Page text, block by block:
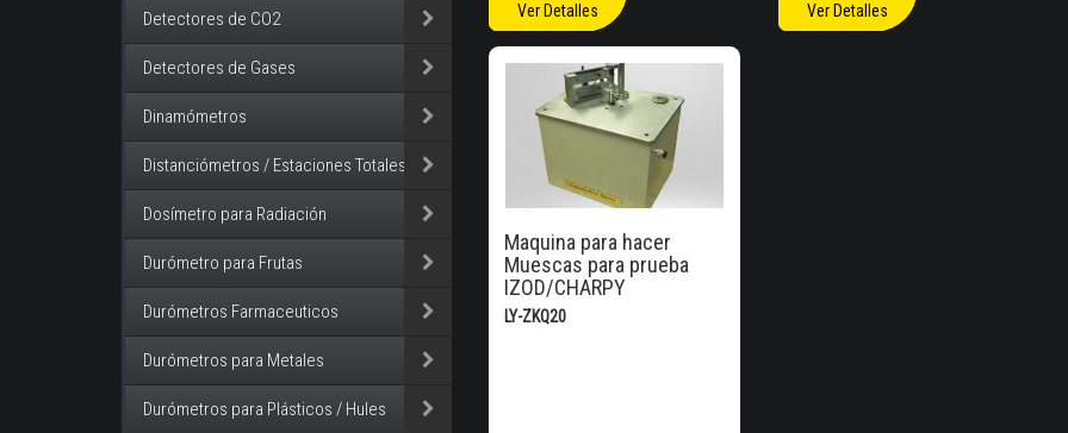
Detectores de CO2
Detectores de Gases
Dinamómetros
Distanciómetros / Estaciones Totales
Dosímetro para Radiación
Durómetro para Frutas
Durómetros Farmaceuticos
Durómetros para Metales
Durómetros para Plásticos / Hules
Ver Detalles Ver Detalles
Maquina para hacer
Muescas para prueba
IZOD/CHARPY
LY-ZKQ20